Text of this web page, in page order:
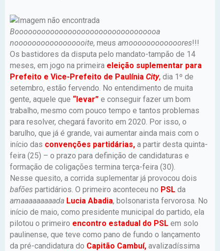
Booooooooooooooooooooooooooooooooa
nooooooooooooooooite, meus amoooooooooooores!!!
Os bastidores da disputa pelo mandato-tampão de 14
meses, em jogo na primeira eleição suplementar para
Prefeito e Vice-Prefeito de Paulínia City, dia 1º de
setembro, estão fervendo. No entendimento de muita
gente, aquele que “levar” e conseguir fazer um bom
trabalho, mesmo com pouco tempo e tantos problemas
para resolver, chegará favorito em 2020. Por isso, o
barulho, que já é grande, vai aumentar ainda mais com o
início das convenções partidárias, a partir desta quinta-
feira (25) – o prazo para definição de candidaturas e
formação de coligações termina terça-feira (30).
Nesse quesito, a corrida suplementar já provocou dois
bafões partidários. O primeiro aconteceu no PSL da
amaaaaaaaaada Lucia Abadia, bolsonarista fervorosa. No
início de maio, como presidente municipal do partido, ela
pilotou o primeiro encontro estadual do PSL em solo
paulinense, que teve como pano de fundo o lançamento
da pré-candidatura do Capitão Cambuí, avalizadíssima